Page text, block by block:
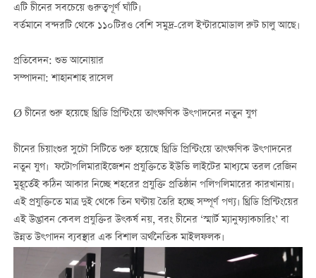
এটি চীনের সবচেয়ে গুরুত্বপূর্ণ ঘাঁটি।
বর্তমানে বন্দরটি থেকে ১১০টিরও বেশি সমুদ্র-রেল ইন্টারমোডাল রুট চালু আছে।
প্রতিবেদন: শুভ আনোয়ার
সম্পাদনা: শাহানশাহ রাসেল
Ø চীনের শুরু হয়েছে থ্রিডি প্রিন্টিংয়ে তাৎক্ষণিক উৎপাদনের নতুন যুগ
চীনের চিয়াংশুর সুচৌ সিটিতে শুরু হয়েছে থ্রিডি প্রিন্টিংয়ে তাৎক্ষণিক উৎপাদনের
নতুন যুগ। ফটোপলিমারাইজেশন প্রযুক্তিতে ইউভি লাইটের মাধ্যমে তরল রেজিন
মুহূর্তেই কঠিন আকার নিচ্ছে শহরের প্রযুক্তি প্রতিষ্ঠান পলিপলিমারের কারখানায়।
এই প্রযুক্তিতে মাত্র দুই থেকে তিন ঘণ্টায় তৈরি হচ্ছে সম্পূর্ণ পণ্য। থ্রিডি প্রিন্টিংয়ের
এই উদ্ভাবন কেবল প্রযুক্তির উৎকর্ষ নয়, বরং চীনের ‘স্মার্ট ম্যানুফ্যাকচারিং’ বা
উন্নত উৎপাদন ব্যবস্থার এক বিশাল অর্থনৈতিক মাইলফলক।